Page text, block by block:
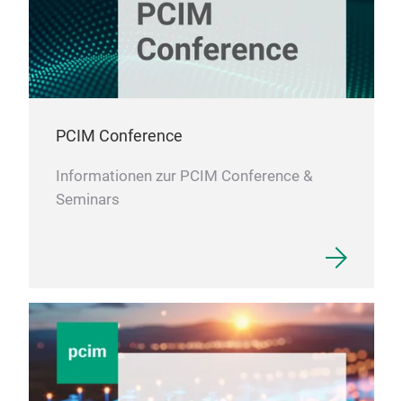
PCIM Conference
Informationen zur PCIM Conference &
Seminars